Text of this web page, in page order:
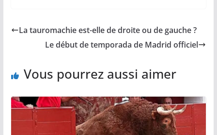
o
i
n
A
p
g
e
La tauromachie est-elle de droite ou de gauche ?
Le début de temporada de Madrid officiel
Vous pourrez aussi aimer